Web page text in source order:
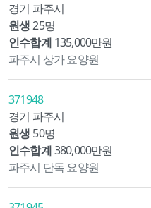
경기 파주시
원생 25명
인수합계 135,000만원
파주시 상가 요양원
371948
경기 파주시
원생 50명
인수합계380,000만원
파주시 단독 요양원